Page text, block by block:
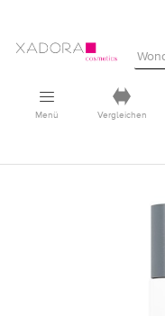
Menü Vergleichen